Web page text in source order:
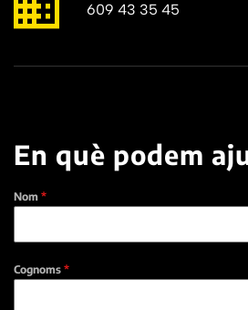
609 43 35 45
En què podem
Nom *
Cognoms *